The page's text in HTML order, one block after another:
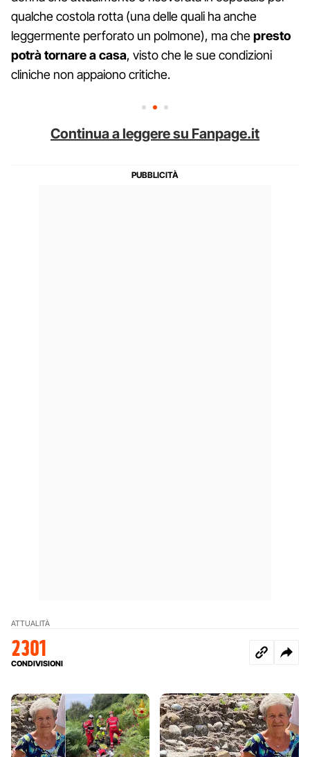
qualche costola rotta (una delle quali ha anche
leggermente perforato un polmone), ma chepresto
potrà tornare a casa, visto che le sue condizioni
cliniche non appaiono critiche.
Continua a leggere su Fanpage.it
ATTUALITÀ
2301
CONDIVISIONI